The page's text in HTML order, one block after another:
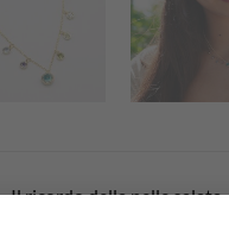
Il ricordo della pelle